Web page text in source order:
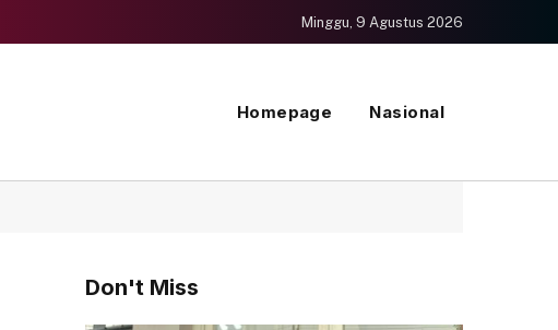
Minggu, 9 Agustus 2026
Homepage Nasional
Don't Miss